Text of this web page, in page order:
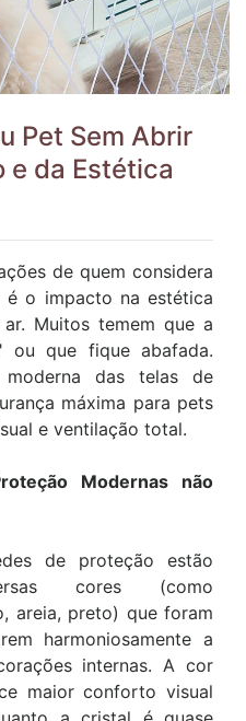
Pet Sem Abrir
e da Estética
de quem considera
é o impacto na estética
Muitos temem que a
ou que fique abafada.
moderna das telas de
máxima para pets
e ventilação total.
Modernas não
de proteção estão
cores (como
areia, preto) que foram
harmoniosamente a
internas. A cor
maior conforto visual